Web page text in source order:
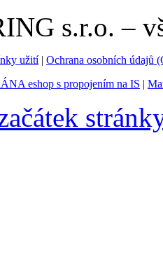
s.r.o. –
užití| Ochrana osobních údajů
eshop s propojením na IS |